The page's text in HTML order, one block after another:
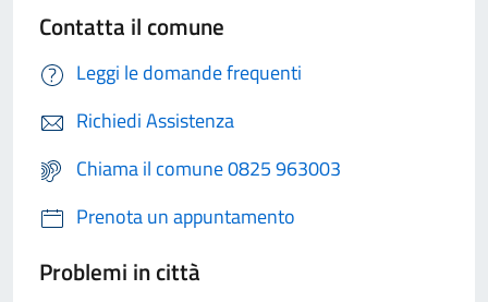
Contatta il comune
Leggi le domande frequenti
Richiedi Assistenza
Chiama il comune 0825 963003
Prenota un appuntamento
Problemi in città